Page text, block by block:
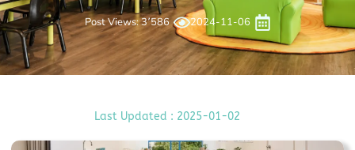
2024-11-06 Post Views: 3٬586
Last Updated : 2025-01-02